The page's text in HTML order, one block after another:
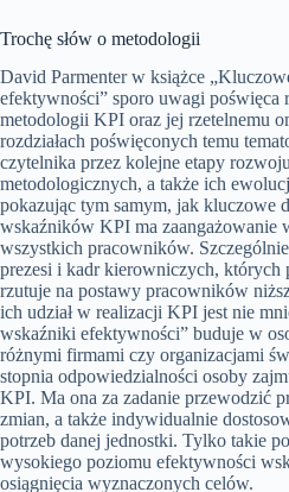
Trochę słów o metodologii
David Parmenter w książce
efektywności” sporo uwagi poświęca
metodologii KPI oraz jej rzetelnemu
rozdziałach poświęconych temu
czytelnika przez kolejne etapy
metodologicznych, a także ich
pokazując tym samym, jak kluczowe
wskaźników KPI ma zaangażowanie
wszystkich pracowników.
prezesi i kadr kierowniczych, których
rzutuje na postawy pracowników
ich udział w realizacji KPI jest nie
wskaźniki efektywności” buduje w
różnymi firmami czy organizacjami
stopnia odpowiedzialności osoby
KPI. Ma ona za zadanie przewodzić
zmian, a także indywidualnie
potrzeb danej jednostki. Tylko takie
wysokiego poziomu efektywności
osiągnięcia wyznaczonych celów.